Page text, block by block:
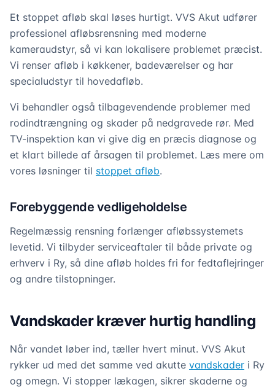
Et stoppet afløb skal løses hurtigt. VVS Akut udfører
professionel afløbsrensning med moderne
kameraudstyr, så vi kan lokalisere problemet præcist.
Vi renser afløb i køkkener, badeværelser og har
specialudstyr til hovedafløb.
Vi behandler også tilbagevendende problemer med
rodindtrængning og skader på nedgravede rør. Med
TV-inspektion kan vi give dig en præcis diagnose og
et klart billede af årsagen til problemet. Læs mere om
vores løsninger til stoppet afløb.
Forebyggende vedligeholdelse
Regelmæssig rensning forlænger afløbssystemets
levetid. Vi tilbyder serviceaftaler til både private og
erhverv i Ry, så dine afløb holdes fri for fedtaflejringer
og andre tilstopninger.
Vandskader kræver hurtig handling
Når vandet løber ind, tæller hvert minut. VVS Akut
rykker ud med det samme ved akutte vandskader i Ry
og omegn. Vi stopper lækagen, sikrer skaderne og